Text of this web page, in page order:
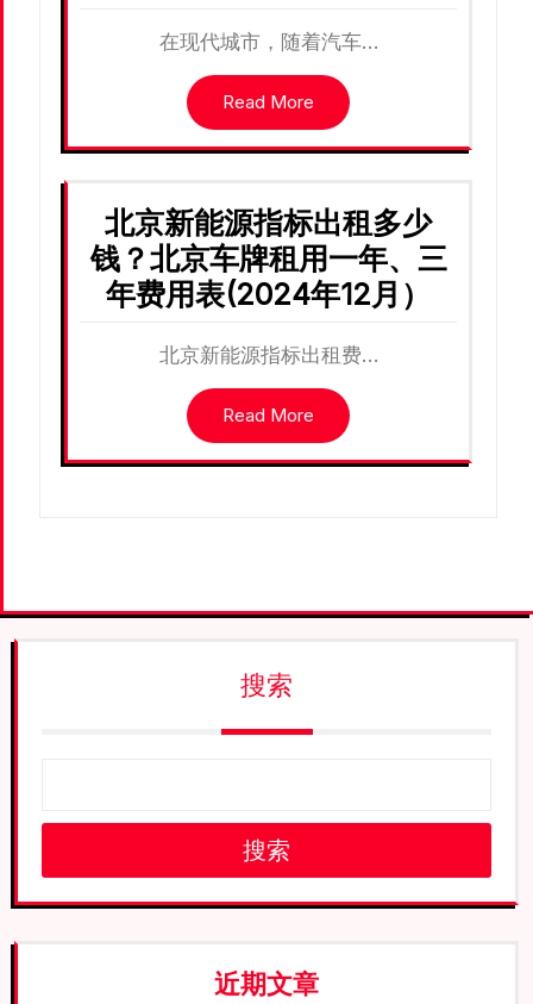
在现代城市，随着汽车…
Read More
北京新能源指标出租多少
钱？北京车牌租用一年、三
年费用表(2024年12月）
北京新能源指标出租费…
Read More
搜索
搜索
近期文章